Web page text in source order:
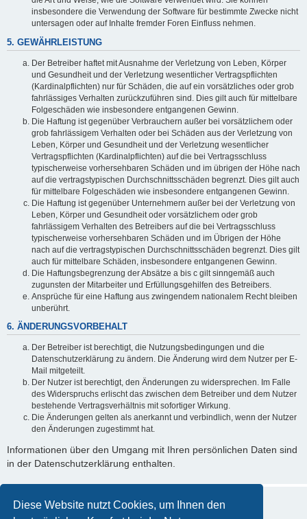
Diese Website nutzt Cookies, um Ihnen den
insbesondere die Verwendung der Software für bestimmte Zwecke nicht
untersagen oder auf Inhalte fremder Foren Einfluss nehmen.
5. GEWÄHRLEISTUNG
Der Betreiber haftet mit Ausnahme der Verletzung von Leben, Körper
und Gesundheit und der Verletzung wesentlicher Vertragspflichten
(Kardinalpflichten) nur für Schäden, die auf ein vorsätzliches oder grob
fahrlässiges Verhalten zurückzuführen sind. Dies gilt auch für mittelbare
Folgeschäden wie insbesondere entgangenen Gewinn.
Die Haftung ist gegenüber Verbrauchern außer bei vorsätzlichem oder
grob fahrlässigem Verhalten oder bei Schäden aus der Verletzung von
Leben, Körper und Gesundheit und der Verletzung wesentlicher
Vertragspflichten (Kardinalpflichten) auf die bei Vertragsschluss
typischerweise vorhersehbaren Schäden und im übrigen der Höhe nach
auf die vertragstypischen Durchschnittsschäden begrenzt. Dies gilt auch
für mittelbare Folgeschäden wie insbesondere entgangenen Gewinn.
Die Haftung ist gegenüber Unternehmern außer bei der Verletzung von
Leben, Körper und Gesundheit oder vorsätzlichem oder grob
fahrlässigem Verhalten des Betreibers auf die bei Vertragsschluss
typischerweise vorhersehbaren Schäden und im Übrigen der Höhe
nach auf die vertragstypischen Durchschnittsschäden begrenzt. Dies gilt
auch für mittelbare Schäden, insbesondere entgangenen Gewinn.
Die Haftungsbegrenzung der Absätze a bis c gilt sinngemäß auch
zugunsten der Mitarbeiter und Erfüllungsgehilfen des Betreibers.
Ansprüche für eine Haftung aus zwingendem nationalem Recht bleiben
unberührt.
6. ÄNDERUNGSVORBEHALT
Der Betreiber ist berechtigt, die Nutzungsbedingungen und die
Datenschutzerklärung zu ändern. Die Änderung wird dem Nutzer per E-
Mail mitgeteilt.
Der Nutzer ist berechtigt, den Änderungen zu widersprechen. Im Falle
des Widerspruchs erlischt das zwischen dem Betreiber und dem Nutzer
bestehende Vertragsverhältnis mit sofortiger Wirkung.
Die Änderungen gelten als anerkannt und verbindlich, wenn der Nutzer
den Änderungen zugestimmt hat.
Informationen über den Umgang mit Ihren persönlichen Daten sind
in der Datenschutzerklärung enthalten.